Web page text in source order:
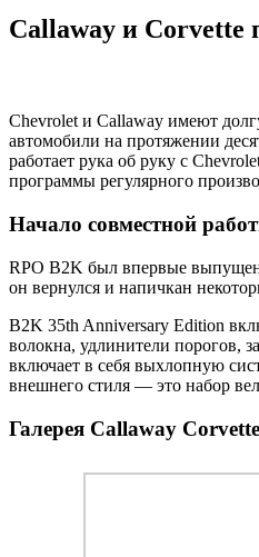
Callaway и Corvette
Chevrolet и Callaway имеют
автомобили на протяжении
работает рука об руку с
программы регулярного
Начало совместной
RPO B2K был впервые выпущен
он вернулся и напичкан
B2K 35th Anniversary Edition
волокна, удлинители порогов,
включает в себя выхлопную
внешнего стиля — это набор
Галерея Callaway Corvette